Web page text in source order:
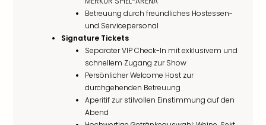
Betreuung durch freundliches Hostessen-
und Servicepersonal
Signature Tickets
Separater VIP Check-In mit exklusivem und
schnellem Zugang zur Show
Persönlicher Welcome Host zur
durchgehenden Betreuung
Aperitif zur stilvollen Einstimmung auf den
Abend